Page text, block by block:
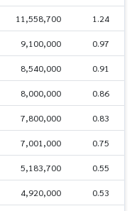
11,558,700 1.24
9,100,000 0.97
8,540,000 0.91
8,000,000 0.86
7,800,000 0.83
7,001,000 0.75
5,183,700 0.55
4,920,000 0.53